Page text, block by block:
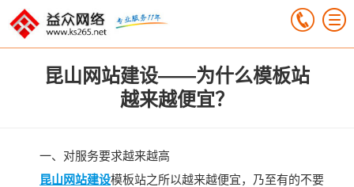
昆山网站建设——为什么模板站
越来越便宜？
一、对服务要求越来越高
昆山网站建设模板站之所以越来越便宜，乃至有的不要